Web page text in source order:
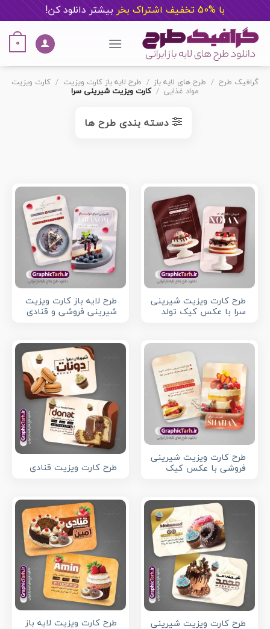
با %50 تخفیف اشتراک بخر بیشتر دانلود کن!
content
0
گرافیک طرح / طرح های لایه باز / طرح لایه باز کارت ویزیت / کارت ویزیت
مواد غذایی / کارت ویزیت شیرینی سرا
دسته بندی طرح ها
طرح کارت ویزیت شیرینی
سرا با عکس کیک تولد
طرح لایه باز کارت ویزیت
شیرینی فروشی و قنادی
طرح کارت ویزیت شیرینی
فروشی با عکس کیک
طرح کارت ویزیت قنادی
طرح کارت ویزیت لایه باز
طرح کارت ویزیت شیرینی